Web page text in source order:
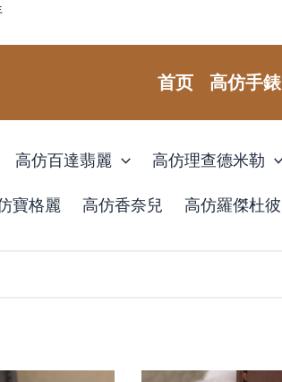
首页 高仿手錶
高仿百達翡麗 高仿理查德米勒
寶格麗 高仿香奈兒 高仿羅傑杜彼